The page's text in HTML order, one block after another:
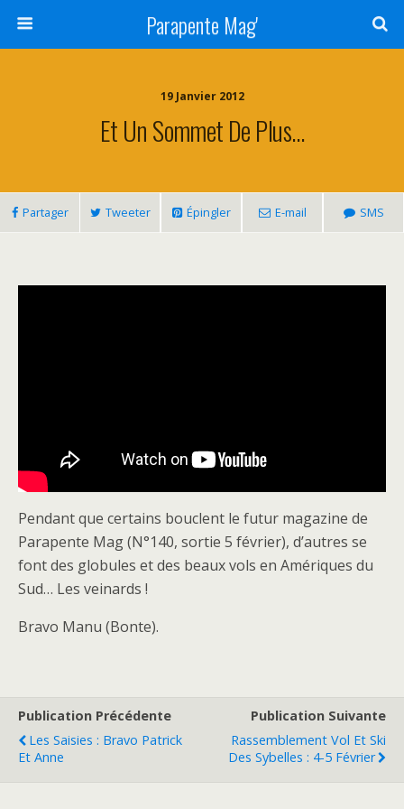
Parapente Mag'
19 Janvier 2012
Et Un Sommet De Plus…
Partager Tweeter Épingler E-mail SMS
Pendant que certains bouclent le futur magazine de
Parapente Mag (N°140, sortie 5 février), d’autres se
font des globules et des beaux vols en Amériques du
Sud… Les veinards !
Bravo Manu (Bonte).
Publication Précédente
Les Saisies : Bravo Patrick
Et Anne
Publication Suivante
Rassemblement Vol Et Ski
Des Sybelles : 4-5 Février